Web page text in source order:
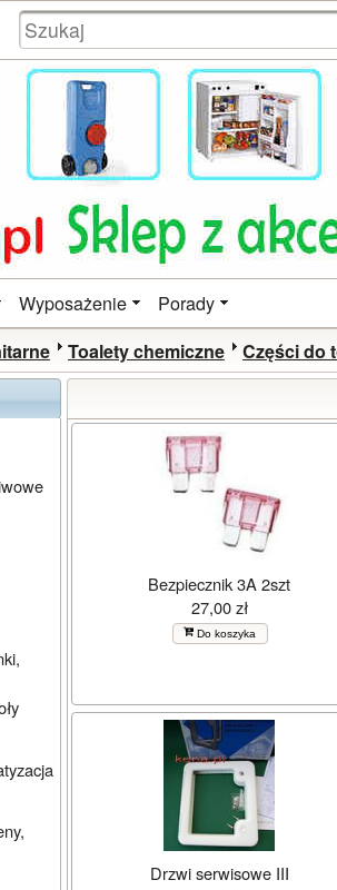
Wyposażenie Porady
Toalety chemiczne Części do
Bezpiecznik 3A 2szt
27,00 zł
Do koszyka
Drzwi serwisowe III